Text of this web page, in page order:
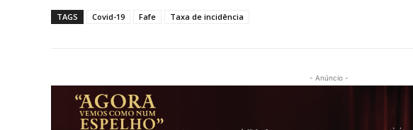
TAGS Covid-19 Fafe Taxa de incidência
- Anúncio -